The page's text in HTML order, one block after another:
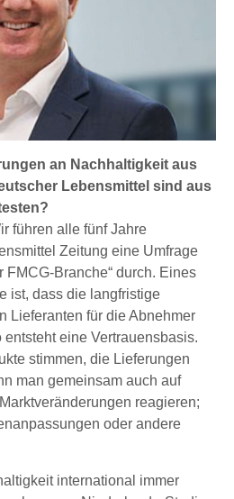
an Nachhaltigkeit aus
Lebensmittel sind aus
führen alle fünf Jahre
Zeitung eine Umfrage
FMCG-Branche“ durch. Eines
ist, dass die langfristige
Lieferanten für die Abnehmer
eine Vertrauensbasis.
stimmen, die Lieferungen
man gemeinsam auch auf
reagieren;
oder andere
international immer